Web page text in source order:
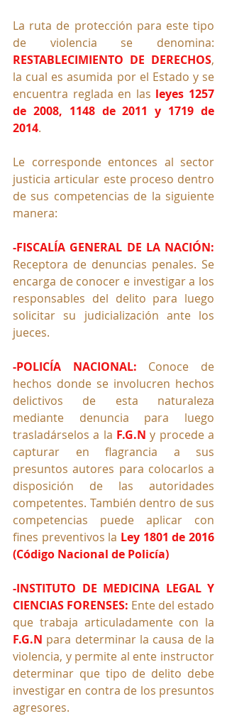
La ruta de protección para este tipo
RESTABLECIMIENTO DE DERECHOS,
la cual es asumida por el Estado y se
encuentra reglada en las leyes 1257
de 2008, 1148 de 2011 y 1719 de
2014.
Le corresponde entonces al sector
justicia articular este proceso dentro
de sus competencias de la siguiente
manera:
Receptora de denuncias penales. Se
encarga de conocer e investigar a los
responsables del delito para luego
solicitar su judicialización ante los
jueces.
-POLICÍA NACIONAL: Conoce de
hechos donde se involucren hechos
delictivos de esta naturaleza
mediante denuncia para luego
trasladárselos a la F.G.N y procede a
capturar en flagrancia a sus
presuntos autores para colocarlos a
disposición de las autoridades
competentes. También dentro de sus
competencias puede aplicar con
fines preventivos la Ley 1801 de 2016
(Código Nacional de Policía)
-INSTITUTO DE MEDICINA LEGAL Y
CIENCIAS FORENSES: Ente del estado
F.G.N para determinar la causa de la
violencia, y permite al ente instructor
determinar que tipo de delito debe
investigar en contra de los presuntos
agresores.